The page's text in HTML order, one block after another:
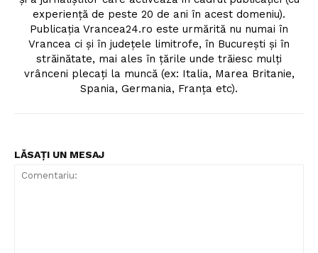
experiență de peste 20 de ani în acest domeniu).
Publicația Vrancea24.ro este urmărită nu numai în
Vrancea ci și în județele limitrofe, în București și în
străinătate, mai ales în țările unde trăiesc mulți
vrânceni plecați la muncă (ex: Italia, Marea Britanie,
Spania, Germania, Franța etc).
LĂSAȚI UN MESAJ